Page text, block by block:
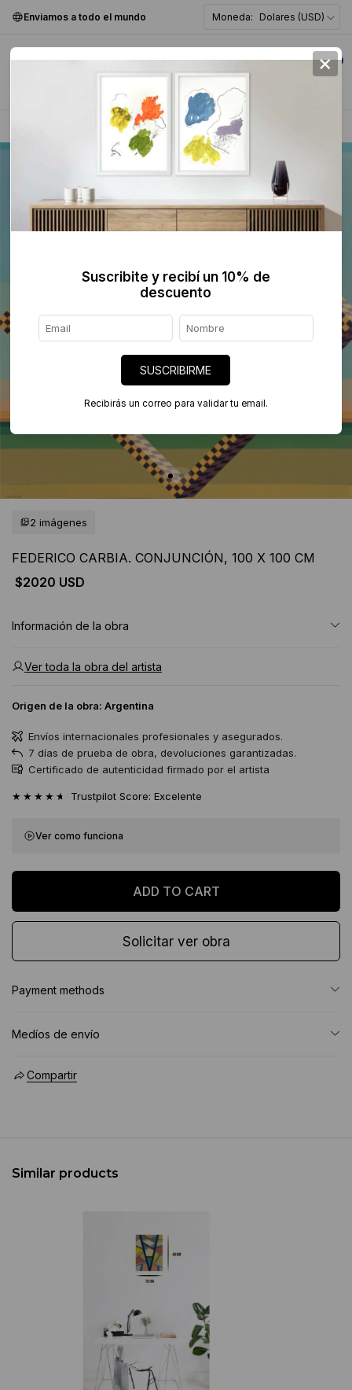
Enviamos a todo el mundo Moneda: Dolares (USD)
0
Geométrica >
2 imágenes
FEDERICO CARBIA. CONJUNCIÓN, 100 X 100 CM
$2020 USD
Información de la obra
Ver toda la obra del artista
Origen de la obra: Argentina
Envíos internacionales profesionales y asegurados.
7 días de prueba de obra, devoluciones garantizadas.
Certificado de autenticidad firmado por el artista
★★★★★ Trustpilot Score: Excelente
Ver como funciona
Solicitar ver obra
Payment methods
Medíos de envío
Compartir
Similar products
×
Suscribite y recibí un 10% de
descuento
SUSCRIBIRME
Recibirás un correo para validar tu email.